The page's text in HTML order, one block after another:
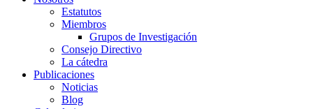
Estatutos
Miembros
Grupos de Investigación
Consejo Directivo
La cátedra
Publicaciones
Noticias
Blog